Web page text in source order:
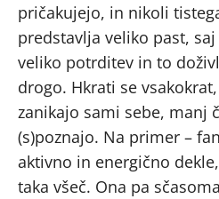
pričakujejo, in nikoli
predstavlja veliko past,
veliko potrditev in to
drogo. Hkrati se
zanikajo sami sebe, manj
(s)poznajo. Na primer –
aktivno in energično
taka všeč. Ona pa